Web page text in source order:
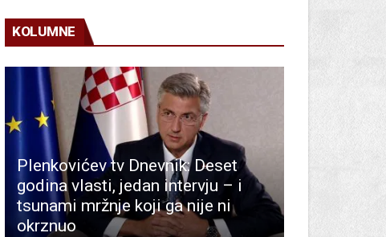
KOLUMNE
Plenkovićev tv Dnevnik: Deset
godina vlasti, jedan intervju – i
tsunami mržnje koji ga nije ni
okrznuo